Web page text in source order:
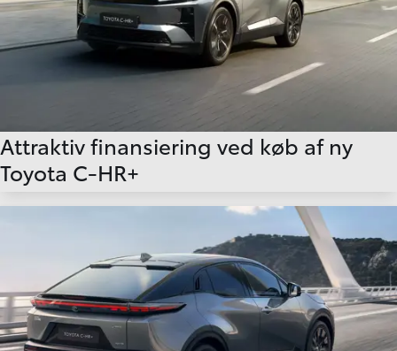
Attraktiv finansiering ved køb af ny
Toyota C-HR+